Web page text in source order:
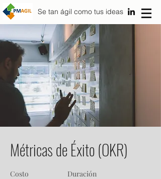
Se tan ágil como tus ideas
Métricas de Éxito (OKR)
Costo Duración